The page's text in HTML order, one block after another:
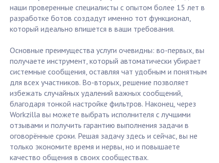
наши проверенные специалисты с опытом более 15 лет в
разработке ботов создадут именно тот функционал,
который идеально впишется в ваши требования.
Основные преимущества услуги очевидны: во-первых, вы
получаете инструмент, который автоматически убирает
системные сообщения, оставляя чат удобным и понятным
для всех участников. Во-вторых, решение позволяет
избежать случайных удалений важных сообщений,
благодаря тонкой настройке фильтров. Наконец, через
Workzilla вы можете выбрать исполнителя с лучшими
отзывами и получить гарантию выполнения задачи в
оговорённые сроки. Решая задачу здесь и сейчас, вы не
только экономите время и нервы, но и повышаете
качество общения в своих сообществах.